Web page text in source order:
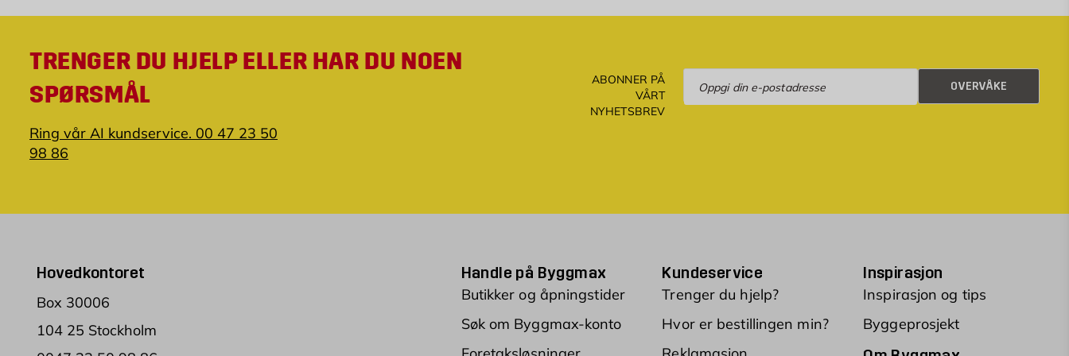
TRENGER DU HJELP ELLER HAR DU NOEN
SPØRSMÅL
Ring vår AI kundservice. 00 47 23 50
98 86
ABONNER PÅ
VÅRT
NYHETSBREV
OVERVÅKE
Hovedkontoret
Box 30006
104 25 Stockholm
Handle på Byggmax
Butikker og åpningstider
Søk om Byggmax-konto
Kundeservice
Trenger du hjelp?
Hvor er bestillingen min?
Inspirasjon
Inspirasjon og tips
Byggeprosjekt